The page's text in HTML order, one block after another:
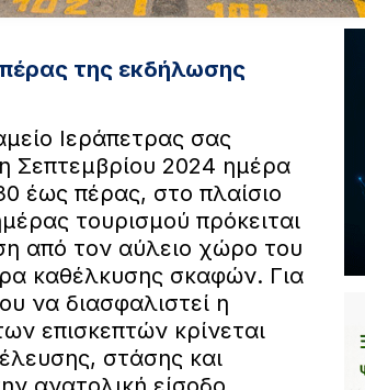
της εκδήλωσης
Ιεράπετρας σας
Σεπτεμβρίου 2024 ημέρα
έως πέρας, στο πλαίσιο
τουρισμού πρόκειται
από τον αύλειο χώρο του
καθέλκυσης σκαφών. Για
να διασφαλιστεί η
επισκεπτών κρίνεται
στάσης και